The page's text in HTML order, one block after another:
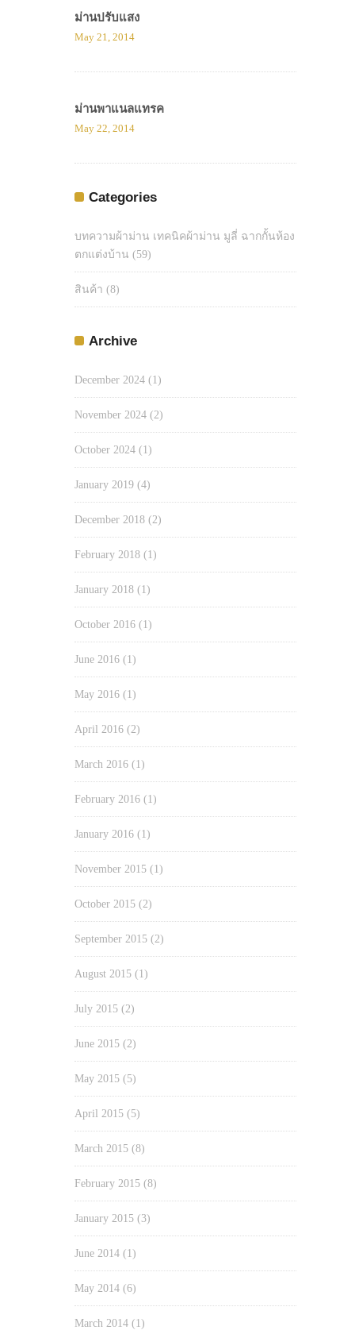
ม่านปรับแสง
May 21, 2014
ม่านพาแนลแทรค
May 22, 2014
Categories
บทความผ้าม่าน เทคนิคผ้าม่าน มูลี่ ฉากกั้นห้อง
ตกแต่งบ้าน (59)
สินค้า (8)
Archive
December 2024 (1)
November 2024 (2)
October 2024 (1)
January 2019 (4)
December 2018 (2)
February 2018 (1)
January 2018 (1)
October 2016 (1)
June 2016 (1)
May 2016 (1)
April 2016 (2)
March 2016 (1)
February 2016 (1)
January 2016 (1)
November 2015 (1)
October 2015 (2)
September 2015 (2)
August 2015 (1)
July 2015 (2)
June 2015 (2)
May 2015 (5)
April 2015 (5)
March 2015 (8)
February 2015 (8)
January 2015 (3)
June 2014 (1)
May 2014 (6)
March 2014 (1)